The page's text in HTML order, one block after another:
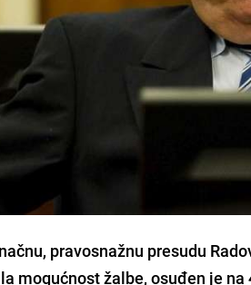
pravosnažnu presudu
mogućnost žalbe, osuđen je na